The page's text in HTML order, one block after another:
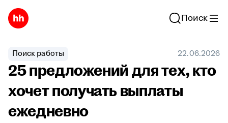
Поиск
Поиск работы 22.06.2026
25 предложений для тех, кто
хочет получать выплаты
ежедневно